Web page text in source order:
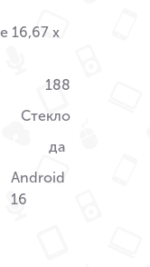
16,67 x
188
Стекло
да
Android
16